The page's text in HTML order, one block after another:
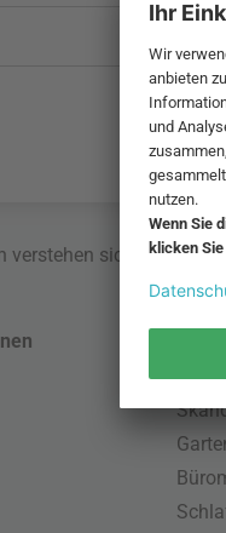
verstehen sich inklusive